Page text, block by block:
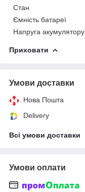
Стан
Ємність батареї
Напруга акумулятору
Приховати
Умови доставки
Нова Пошта
Delivery
Всі умови доставки
Умови оплати